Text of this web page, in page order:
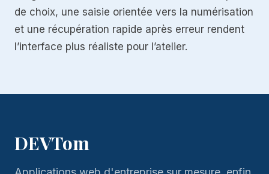
de choix, une saisie orientée vers la numérisation
et une récupération rapide après erreur rendent
l’interface plus réaliste pour l’atelier.
DEVTom